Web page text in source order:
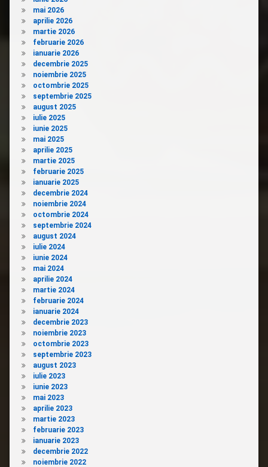
mai 2026
aprilie 2026
martie 2026
februarie 2026
ianuarie 2026
decembrie 2025
noiembrie 2025
octombrie 2025
septembrie 2025
august 2025
iulie 2025
iunie 2025
mai 2025
aprilie 2025
martie 2025
februarie 2025
ianuarie 2025
decembrie 2024
noiembrie 2024
octombrie 2024
septembrie 2024
august 2024
iulie 2024
iunie 2024
mai 2024
aprilie 2024
martie 2024
februarie 2024
ianuarie 2024
decembrie 2023
noiembrie 2023
octombrie 2023
septembrie 2023
august 2023
iulie 2023
iunie 2023
mai 2023
aprilie 2023
martie 2023
februarie 2023
ianuarie 2023
decembrie 2022
noiembrie 2022